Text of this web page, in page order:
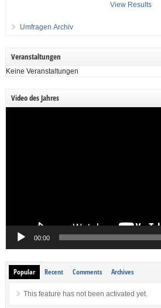
View Results
Umfragen Archiv
Veranstaltungen
Keine Veranstaltungen
Video des Jahres
00:00
Popular Recent Comments Archives
This feature has not been activated yet.